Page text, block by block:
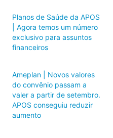
Planos de Saúde da APOS
| Agora temos um número
exclusivo para assuntos
financeiros
Ameplan | Novos valores
do convênio passam a
valer a partir de setembro.
APOS conseguiu reduzir
aumento